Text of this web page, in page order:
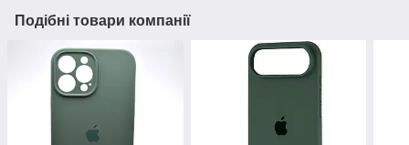
Подібні товари компанії